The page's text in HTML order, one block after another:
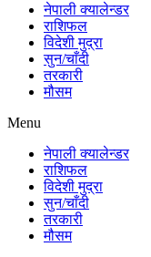
नेपाली क्यालेन्डर
राशिफल
विदेशी मुद्रा
सुन/चाँदी
तरकारी
मौसम
Menu
नेपाली क्यालेन्डर
राशिफल
विदेशी मुद्रा
सुन/चाँदी
तरकारी
मौसम